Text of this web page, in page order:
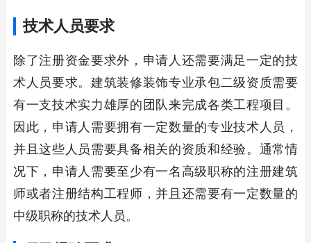
技术人员要求
除了注册资金要求外，申请人还需要满足一定的技
术人员要求。建筑装修装饰专业承包二级资质需要
有一支技术实力雄厚的团队来完成各类工程项目。
因此，申请人需要拥有一定数量的专业技术人员，
并且这些人员需要具备相关的资质和经验。通常情
况下，申请人需要至少有一名高级职称的注册建筑
师或者注册结构工程师，并且还需要有一定数量的
中级职称的技术人员。